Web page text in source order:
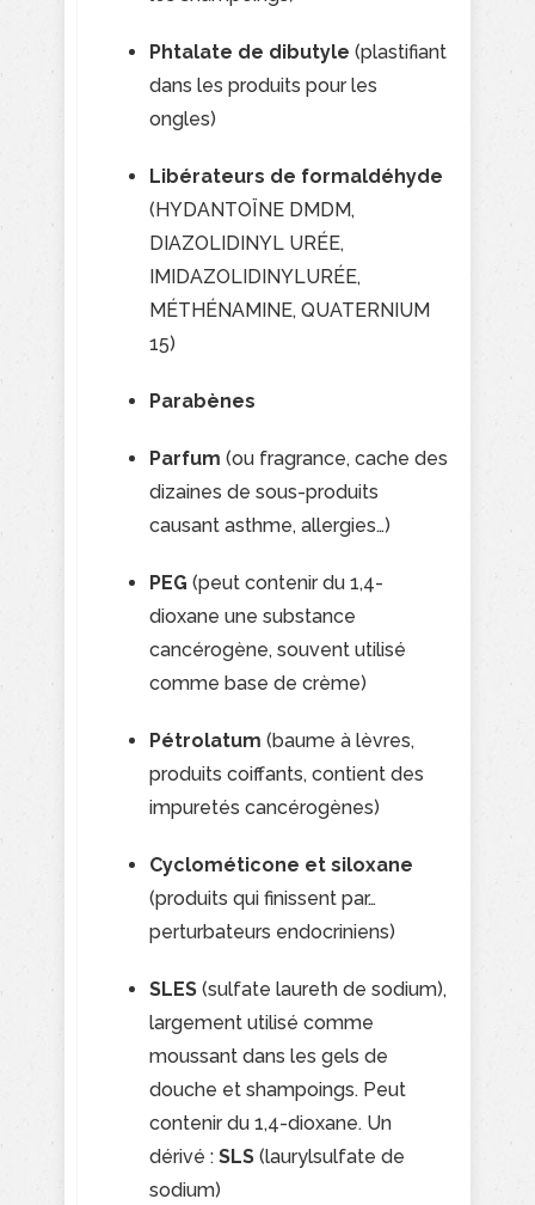
Phtalate de dibutyle (plastifiant
dans les produits pour les
ongles)
Libérateurs de formaldéhyde
(HYDANTOÏNE DMDM,
DIAZOLIDINYL URÉE,
IMIDAZOLIDINYLURÉE,
MÉTHÉNAMINE, QUATERNIUM
15)
Parabènes
Parfum (ou fragrance, cache des
dizaines de sous-produits
causant asthme, allergies…)
PEG (peut contenir du 1,4-
dioxane une substance
cancérogène, souvent utilisé
comme base de crème)
Pétrolatum (baume à lèvres,
produits coiffants, contient des
impuretés cancérogènes)
Cyclométicone et siloxane
(produits qui finissent par…
perturbateurs endocriniens)
SLES (sulfate laureth de sodium),
largement utilisé comme
moussant dans les gels de
douche et shampoings. Peut
contenir du 1,4-dioxane. Un
dérivé : SLS (laurylsulfate de
sodium)